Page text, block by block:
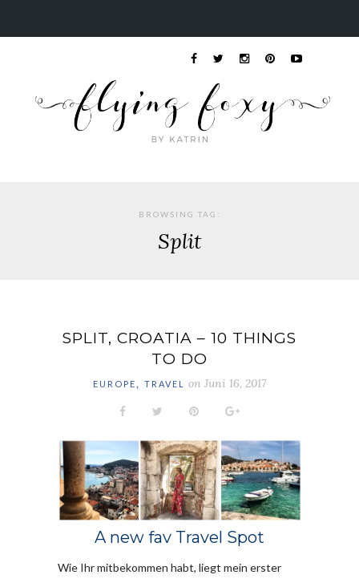
BROWSING TAG:
Split
SPLIT, CROATIA – 10 THINGS
TO DO
EUROPE, TRAVEL on Juni 16, 2017
A new fav Travel Spot
Wie Ihr mitbekommen habt, liegt mein erster